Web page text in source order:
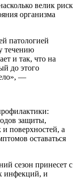
велик риск
организма
патологией
течению
и так, что на
до этого
—
защиты,
и поверхностей, а
оставаться
сезон принесет с
инфекций, и